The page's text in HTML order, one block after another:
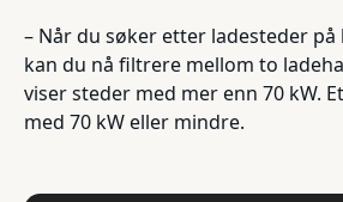
– Når du søker etter ladesteder
kan du nå filtrere mellom to
viser steder med mer enn 70 kW.
med 70 kW eller mindre.